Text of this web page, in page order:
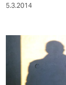
5.3.2014